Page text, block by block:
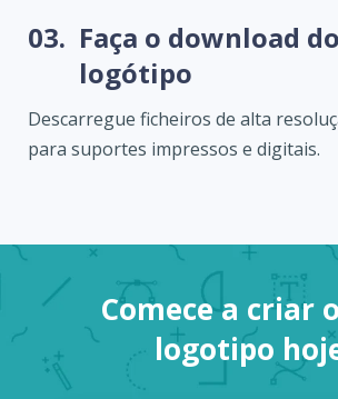
03. Faça o download
logótipo
Descarregue ficheiros de alta
para suportes impressos e digitais.
Comece a criar
logotipo